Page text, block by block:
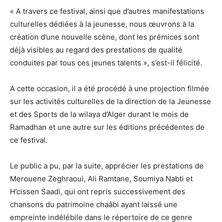
« A travers ce festival, ainsi que d’autres manifestations
culturelles dédiées à la jeunesse, nous œuvrons à la
création d’une nouvelle scène, dont les prémices sont
déjà visibles au regard des prestations de qualité
conduites par tous ces jeunes talents », s’est-il félicité.
A cette occasion, il a été procédé à une projection filmée
sur les activités culturelles de la direction de la Jeunesse
et des Sports de la wilaya d’Alger durant le mois de
Ramadhan et une autre sur les éditions précédentes de
ce festival.
Le public a pu, par la suite, apprécier les prestations de
Merouene Zeghraoui, Ali Ramtane, Soumiya Nabti et
H’cissen Saadi, qui ont repris successivement des
chansons du patrimoine chaâbi ayant laissé une
empreinte indélébile dans le répertoire de ce genre